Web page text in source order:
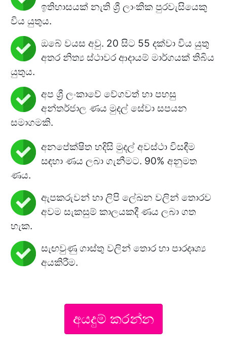
ඉතිහාසයක් නැති ශ්‍රී ලාංකික පුරවැසියෙකු
විය යුතුය.
ඔබේ වයස අවු. 20 සිට 55 දක්වා විය යුතු
අතර නිත්‍ය ස්ථාවර ආදායම් මාර්ගයක් තිබිය
යුතුය.
අප ශ්‍රී ලංකාවේ වේගවත් හා පහසු
අන්තර්ජාල ණය මුදල් සේවා සපයන
සමාගමකි.
අනපේක්ෂිත හදිසි මුදල් අවස්ථා විසඳීම
සඳහා ණය ලබා ගැනීමට. 90% අනුමත
ණය.
ඇපකරුවන් හා ලිපි ලේඛන වලින් තොර​ව
අවම සැකසුම් කාලයකදී ණය ලබා ගත
හැක.
සැඟවුණු ගාස්තු වලින් තොර හා පාරදෘශ්‍ය
අයකිරීම.
අයදුම් කරන්න